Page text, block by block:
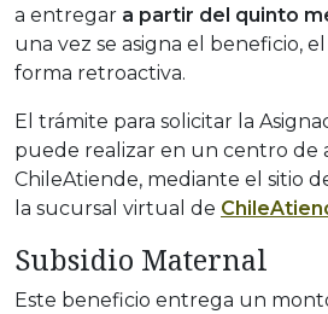
a entregar a partir del quinto
una vez se asigna el beneficio,
forma retroactiva.
El trámite para solicitar la
puede realizar en un centro de
ChileAtiende, mediante el sitio
la sucursal virtual de
Subsidio Maternal
Este beneficio entrega un